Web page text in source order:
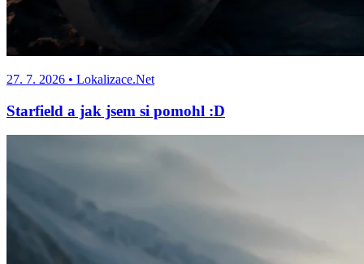
27. 7. 2026 • Lokalizace.Net
Starfield a jak jsem si pomohl :D